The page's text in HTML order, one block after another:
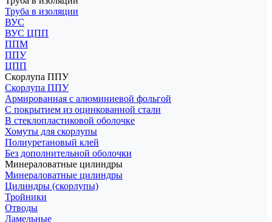
Труба в изоляции
ВУС
ВУС ЦПП
ППМ
ППУ
ЦПП
Скорлупа ППУ
Скорлупа ППУ
Армированная с алюминиевой фольгой
С покрытием из оцинкованной стали
В стеклопластиковой оболочке
Хомуты для скорлупы
Полиуретановый клей
Без дополнительной оболочки
Минераловатные цилиндры
Минераловатные цилиндры
Цилиндры (скорлупы)
Тройники
Отводы
Ламельные